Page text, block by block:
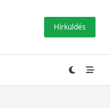
Hírküldés